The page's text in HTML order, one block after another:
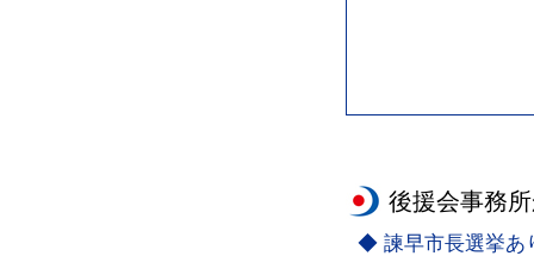
後援会事務
◆ 諫早市長選挙あ